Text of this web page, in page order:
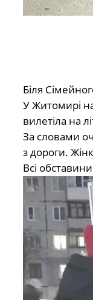
Біля
У Житомирі
вилетіла на
За словами
з дороги.
Всі